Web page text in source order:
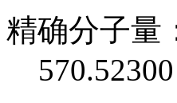
精确分子量
570.52300